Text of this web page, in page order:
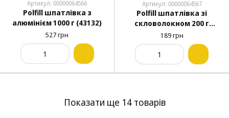
Артикул: 00000064566
Polfill шпатлівка з
алюмінієм 1000 г (43132)
527 грн
Артикул: 00000064567
Polfill шпатлівка зі
скловолокном 200 г
(43113)
189 грн
Показати ще 14 товарів